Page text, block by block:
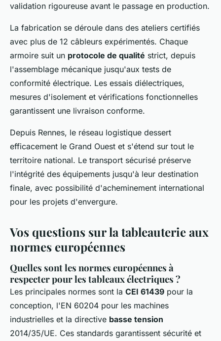
validation rigoureuse avant le passage en production.
La fabrication se déroule dans des ateliers certifiés
avec plus de 12 câbleurs expérimentés. Chaque
armoire suit un protocole de qualité strict, depuis
l'assemblage mécanique jusqu'aux tests de
conformité électrique. Les essais diélectriques,
mesures d'isolement et vérifications fonctionnelles
garantissent une livraison conforme.
Depuis Rennes, le réseau logistique dessert
efficacement le Grand Ouest et s'étend sur tout le
territoire national. Le transport sécurisé préserve
l'intégrité des équipements jusqu'à leur destination
finale, avec possibilité d'acheminement international
pour les projets d'envergure.
Vos questions sur la tableauterie aux
normes européennes
Quelles sont les normes européennes à
respecter pour les tableaux électriques ?
Les principales normes sont la CEI 61439 pour la
conception, l'EN 60204 pour les machines
industrielles et la directive basse tension
2014/35/UE. Ces standards garantissent sécurité et